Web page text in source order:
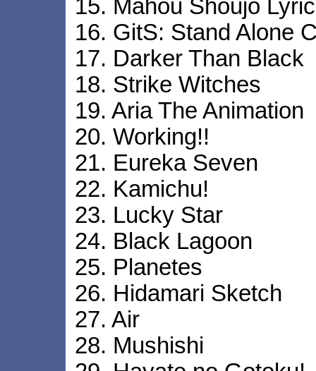
15. Mahou Shoujo
16. GitS: Stand Alone
17. Darker Than Black
18. Strike Witches
19. Aria The Animation
20. Working!!
21. Eureka Seven
22. Kamichu!
23. Lucky Star
24. Black Lagoon
25. Planetes
26. Hidamari Sketch
27. Air
28. Mushishi